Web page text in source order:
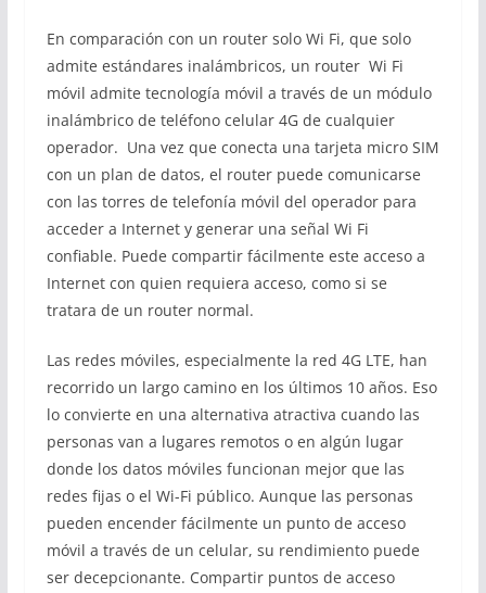
En comparación con un router solo Wi Fi, que solo
admite estándares inalámbricos, un router Wi Fi
móvil admite tecnología móvil a través de un módulo
inalámbrico de teléfono celular 4G de cualquier
operador. Una vez que conecta una tarjeta micro SIM
con un plan de datos, el router puede comunicarse
con las torres de telefonía móvil del operador para
acceder a Internet y generar una señal Wi Fi
confiable. Puede compartir fácilmente este acceso a
Internet con quien requiera acceso, como si se
tratara de un router normal.
Las redes móviles, especialmente la red 4G LTE, han
recorrido un largo camino en los últimos 10 años. Eso
lo convierte en una alternativa atractiva cuando las
personas van a lugares remotos o en algún lugar
donde los datos móviles funcionan mejor que las
redes fijas o el Wi-Fi público. Aunque las personas
pueden encender fácilmente un punto de acceso
móvil a través de un celular, su rendimiento puede
ser decepcionante. Compartir puntos de acceso